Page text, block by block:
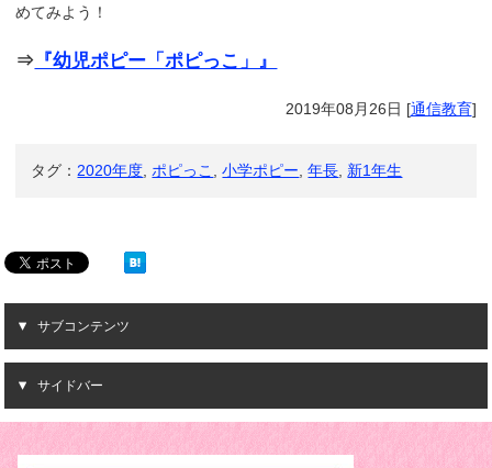
めてみよう！
⇒ 『幼児ポピー「ポピっこ」』
2019年08月26日 [通信教育]
タグ：2020年度,ポピっこ ,小学ポピー,年長, 新1年生
サブコンテンツ
サイドバー